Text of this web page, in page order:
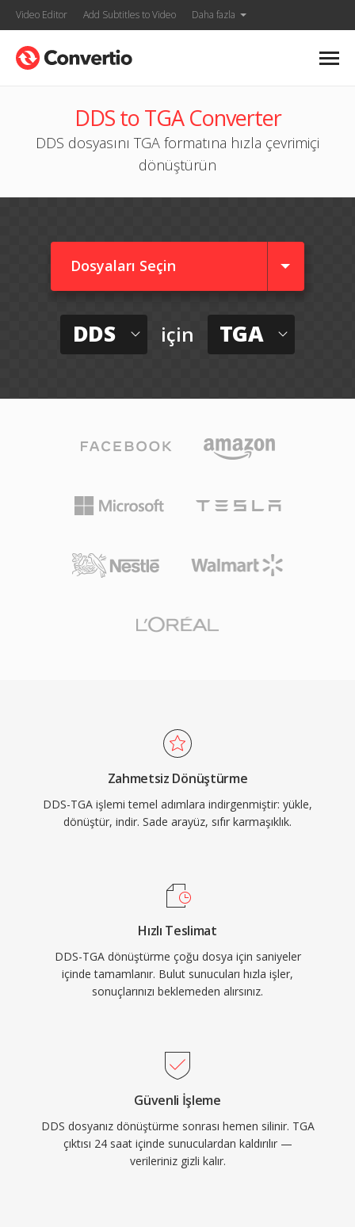
Video Editor Add Subtitles to Video Daha fazla
DDS to TGA Converter
DDS dosyasını TGA formatına hızla çevrimiçi
dönüştürün
Dosyaları Seçin
DDS için TGA
Zahmetsiz Dönüştürme
DDS-TGA işlemi temel adımlara indirgenmiştir: yükle,
dönüştür, indir. Sade arayüz, sıfır karmaşıklık.
Hızlı Teslimat
DDS-TGA dönüştürme çoğu dosya için saniyeler
içinde tamamlanır. Bulut sunucuları hızla işler,
sonuçlarınızı beklemeden alırsınız.
Güvenli İşleme
DDS dosyanız dönüştürme sonrası hemen silinir. TGA
çıktısı 24 saat içinde sunuculardan kaldırılır —
verileriniz gizli kalır.